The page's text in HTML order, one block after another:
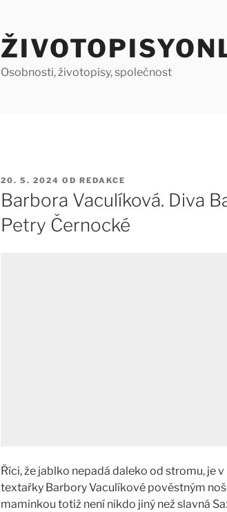
Osobnosti, životopisy, společnost
PUBLIKOVÁNO
20. 5. 2024 OD REDAKCE
Barbora Vaculíková. Diva
Petry Černocké
Říci, že jablko nepadá daleko od stromu, je
textařky Barbory Vaculíkové pověstným
maminkou totiž není nikdo jiný než slavná